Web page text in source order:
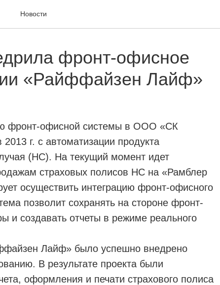
Новости
фронт-офисное
«Райффайзен Лайф»
фронт-офисной системы в ООО «СК
г. с автоматизации продукта
(НС). На текущий момент идет
страховых полисов НС на «Рамблер
осуществить интеграцию фронт-офисного
позволит сохранять на стороне фронт-
и создавать отчеты в режиме реального
Лайф» было успешно внедрено
В результате проекта были
оформления и печати страхового полиса